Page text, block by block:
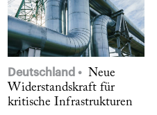
Deutschland
Neue
Widerstandskraft für
kritische Infrastrukturen